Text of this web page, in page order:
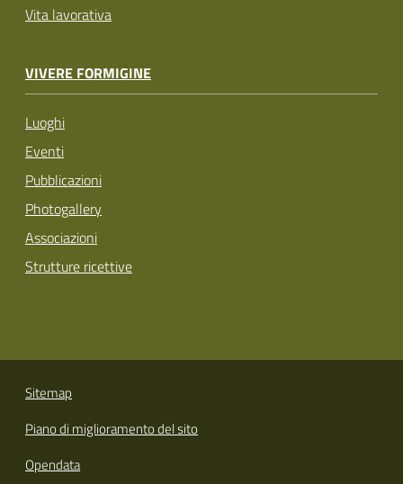
Vita lavorativa
VIVERE FORMIGINE
Luoghi
Eventi
Pubblicazioni
Photogallery
Associazioni
Strutture ricettive
Sitemap
Piano di miglioramento del sito
Opendata